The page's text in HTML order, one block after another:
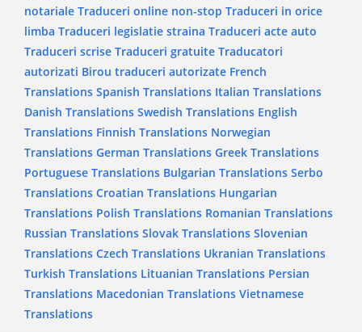
notariale Traduceri online non-stop Traduceri in orice
limba Traduceri legislatie straina Traduceri acte auto
Traduceri scrise Traduceri gratuite Traducatori
autorizati Birou traduceri autorizate French
Translations Spanish Translations Italian Translations
Danish Translations Swedish Translations English
Translations Finnish Translations Norwegian
Translations German Translations Greek Translations
Portuguese Translations Bulgarian Translations Serbo
Translations Croatian Translations Hungarian
Translations Polish Translations Romanian Translations
Russian Translations Slovak Translations Slovenian
Translations Czech Translations Ukranian Translations
Turkish Translations Lituanian Translations Persian
Translations Macedonian Translations Vietnamese
Translations